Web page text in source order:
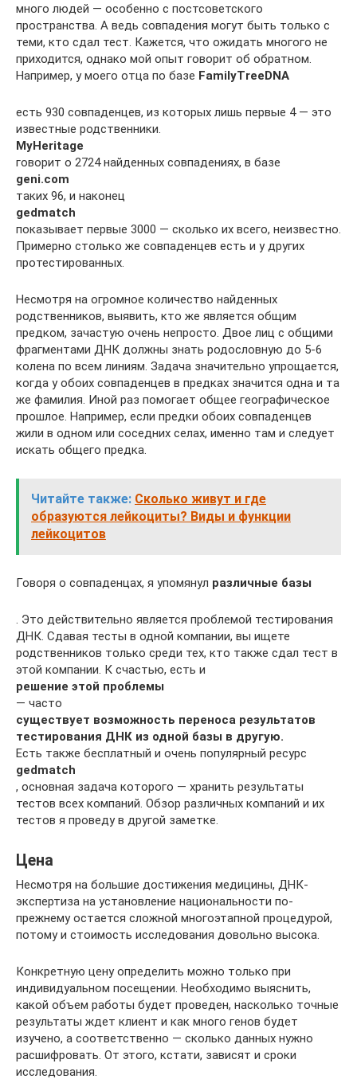
много людей — особенно с постсоветского
пространства. А ведь совпадения могут быть только с
теми, кто сдал тест. Кажется, что ожидать многого не
приходится, однако мой опыт говорит об обратном.
Например, у моего отца по базе FamilyTreeDNA
есть 930 совпаденцев, из которых лишь первые 4 — это
известные родственники.
MyHeritage
говорит о 2724 найденных совпадениях, в базе
geni.com
таких 96, и наконец
gedmatch
показывает первые 3000 — сколько их всего, неизвестно.
Примерно столько же совпаденцев есть и у других
протестированных.
Несмотря на огромное количество найденных
родственников, выявить, кто же является общим
предком, зачастую очень непросто. Двое лиц с общими
фрагментами ДНК должны знать родословную до 5-6
колена по всем линиям. Задача значительно упрощается,
когда у обоих совпаденцев в предках значится одна и та
же фамилия. Иной раз помогает общее географическое
прошлое. Например, если предки обоих совпаденцев
жили в одном или соседних селах, именно там и следует
искать общего предка.
Читайте также: Сколько живут и где
образуются лейкоциты? Виды и функции
лейкоцитов
Говоря о совпаденцах, я упомянул различные базы
. Это действительно является проблемой тестирования
ДНК. Сдавая тесты в одной компании, вы ищете
родственников только среди тех, кто также сдал тест в
этой компании. К счастью, есть и
решение этой проблемы
— часто
существует возможность переноса результатов
тестирования ДНК из одной базы в другую.
Есть также бесплатный и очень популярный ресурс
gedmatch
, основная задача которого — хранить результаты
тестов всех компаний. Обзор различных компаний и их
тестов я проведу в другой заметке.
Цена
Несмотря на большие достижения медицины, ДНК-
экспертиза на установление национальности по-
прежнему остается сложной многоэтапной процедурой,
потому и стоимость исследования довольно высока.
Конкретную цену определить можно только при
индивидуальном посещении. Необходимо выяснить,
какой объем работы будет проведен, насколько точные
результаты ждет клиент и как много генов будет
изучено, а соответственно — сколько данных нужно
расшифровать. От этого, кстати, зависят и сроки
исследования.